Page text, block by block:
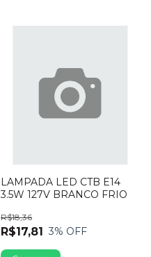
LAMPADA LED CTB E14
3.5W 127V BRANCO FRIO
R$17,81
R$18,36
3% OFF